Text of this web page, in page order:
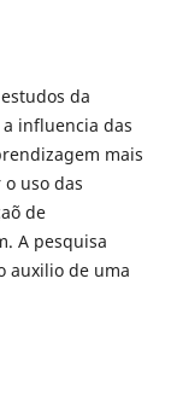
da
influencia das
mais
uso das
de
A pesquisa
auxilio de uma